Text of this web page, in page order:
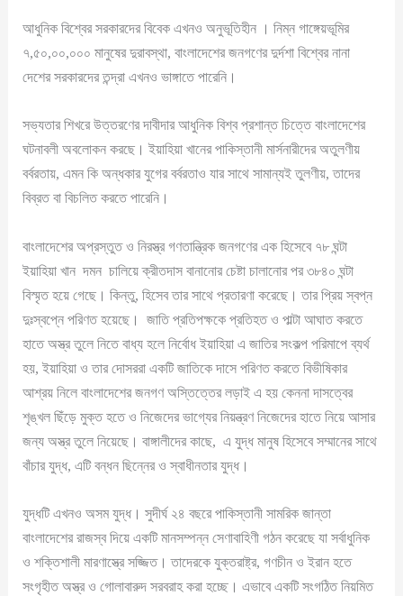
আধুনিক বিশ্বের সরকারদের বিবেক এখনও অনুভূতিহীন । নিম্ন গাঙ্গেয়ভূমির
৭,৫০,০০,০০০ মানুষের দুরাবস্থা, বাংলাদেশের জনগণের দুর্দশা বিশ্বের নানা
দেশের সরকারদের তন্দ্রা এখনও ভাঙ্গাতে পারেনি।
সভ্যতার শিখরে উত্তরণের দাবীদার আধুনিক বিশ্ব প্রশান্ত চিত্তে বাংলাদেশের
ঘটনাবলী অবলোকন করছে। ইয়াহিয়া খানের পাকিস্তানী মার্সনারীদের অতুলণীয়
বর্বরতায়, এমন কি অন্ধকার যুগের বর্বরতাও যার সাথে সামান্যই তুলণীয়, তাদের
বিব্রত বা বিচলিত করতে পারেনি।
বাংলাদেশের অপ্রস্তুত ও নিরস্ত্র গণতান্ত্রিক জনগণের এক হিসেবে ৭৮ ঘন্টা
ইয়াহিয়া খান দমন চালিয়ে ক্রীতদাস বানানোর চেষ্টা চালানোর পর ৩৮৪০ ঘন্টা
বিস্মৃত হয়ে গেছে। কিন্তু, হিসেব তার সাথে প্রতারণা করেছে। তার প্রিয় স্বপ্ন
দুঃস্বপ্নে পরিণত হয়েছে। জাতি প্রতিপক্ষকে প্রতিহত ও পাল্টা আঘাত করতে
হাতে অস্ত্র তুলে নিতে বাধ্য হলে নির্বোধ ইয়াহিয়া এ জাতির সংকল্প পরিমাপে ব্যর্থ
হয়, ইয়াহিয়া ও তার দোসররা একটি জাতিকে দাসে পরিণত করতে বিভীষিকার
আশ্রয় নিলে বাংলাদেশের জনগণ অস্তিত্তের লড়াই এ হয় কেননা দাসত্বের
শৃঙ্খল ছিঁড়ে মুক্ত হতে ও নিজেদের ভাগ্যের নিয়ন্ত্রণ নিজেদের হাতে নিয়ে আসার
জন্য অস্ত্র তুলে নিয়েছে। বাঙ্গালীদের কাছে, এ যুদ্ধ মানুষ হিসেবে সম্মানের সাথে
বাঁচার যুদ্ধ, এটি বন্ধন ছিন্নের ও স্বাধীনতার যুদ্ধ।
যুদ্ধটি এখনও অসম যুদ্ধ। সুদীর্ঘ ২৪ বছরে পাকিস্তানী সামরিক জান্তা
বাংলাদেশের রাজস্ব দিয়ে একটি মানসম্পন্ন সেণাবাহিণী গঠন করেছে যা সর্বাধুনিক
ও শক্তিশালী মারণাস্ত্রে সজ্জিত। তাদেরকে যুক্তরাষ্ট্র, গণচীন ও ইরান হতে
সংগৃহীত অস্ত্র ও গোলাবারুদ সরবরাহ করা হচ্ছে। এভাবে একটি সংগঠিত নিয়মিত